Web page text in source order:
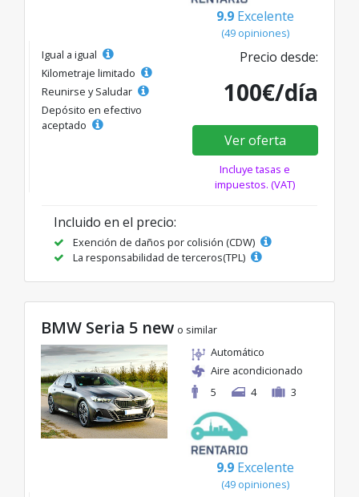
9.9 Excelente
(49 opiniones)
Igual a igual
Kilometraje limitado
Reunirse y Saludar
Depósito en efectivo
aceptado
Precio desde:
100€/día
Ver oferta
Incluye tasas e
impuestos. (VAT)
Incluido en el precio:
Exención de daños por colisión (CDW)
La responsabilidad de terceros(TPL)
BMW Seria 5 new o similar
Automático
Aire acondicionado
5
4 3
9.9 Excelente
(49 opiniones)